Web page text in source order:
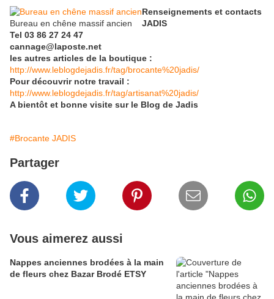
Bureau en chêne massif ancien
Renseignements et contacts
JADIS
Tel 03 86 27 24 47
cannage@laposte.net
les autres articles de la boutique :
http://www.leblogdejadis.fr/tag/brocante%20jadis/
Pour découvrir notre travail :
http://www.leblogdejadis.fr/tag/artisanat%20jadis/
A bientôt et bonne visite sur le Blog de Jadis
#Brocante JADIS
Partager
Vous aimerez aussi
Nappes anciennes brodées à la main
de fleurs chez Bazar Brodé ETSY